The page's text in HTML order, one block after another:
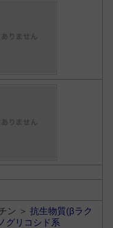
ン ＞抗生物質(βラク
グリコシド系